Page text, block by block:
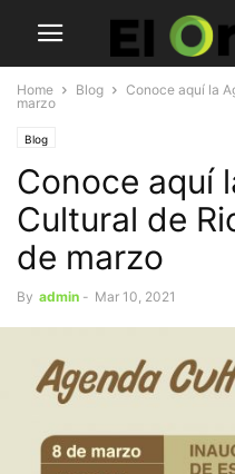
Home Blog
Conoce aquí la
marzo
Blog
Conoce aquí
Cultural de
de marzo
By admin - Mar 10, 2021